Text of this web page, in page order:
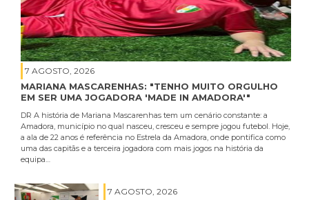
7 AGOSTO, 2026
MARIANA MASCARENHAS: "TENHO MUITO ORGULHO
EM SER UMA JOGADORA 'MADE IN AMADORA'"
DR A história de Mariana Mascarenhas tem um cenário constante: a
Amadora, município no qual nasceu, cresceu e sempre jogou futebol. Hoje,
a ala de 22 anos é referência no Estrela da Amadora, onde pontifica como
uma das capitãs e a terceira jogadora com mais jogos na história da
equipa…
7 AGOSTO, 2026